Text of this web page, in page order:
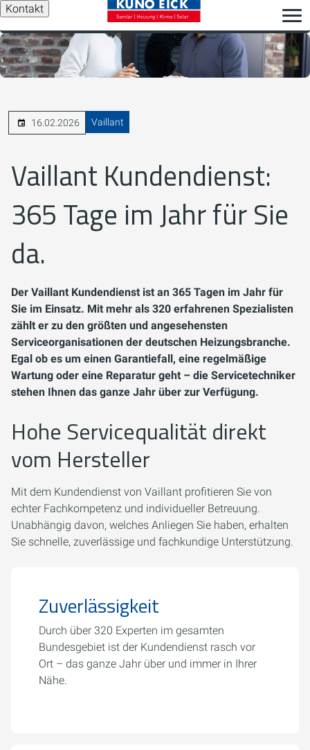
Kontakt
16.02.2026 Vaillant
Vaillant Kundendienst:
365 Tage im Jahr für Sie
da.
Der Vaillant Kundendienst ist an 365 Tagen im Jahr für
Sie im Einsatz. Mit mehr als 320 erfahrenen Spezialisten
zählt er zu den größten und angesehensten
Serviceorganisationen der deutschen Heizungsbranche.
Egal ob es um einen Garantiefall, eine regelmäßige
Wartung oder eine Reparatur geht – die Servicetechniker
stehen Ihnen das ganze Jahr über zur Verfügung.
Hohe Servicequalität direkt
vom Hersteller
Mit dem Kundendienst von Vaillant profitieren Sie von
echter Fachkompetenz und individueller Betreuung.
Unabhängig davon, welches Anliegen Sie haben, erhalten
Sie schnelle, zuverlässige und fachkundige Unterstützung.
Zuverlässigkeit
Durch über 320 Experten im gesamten
Bundesgebiet ist der Kundendienst rasch vor
Ort – das ganze Jahr über und immer in Ihrer
Nähe.